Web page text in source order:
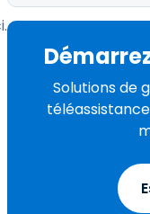
Solutions de